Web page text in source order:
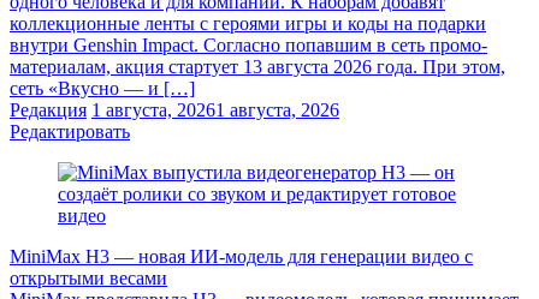
коллекционные ленты с героями игры и коды на подарки
внутри Genshin Impact. Согласно попавшим в сеть промо-
материалам, акция стартует 13 августа 2026 года. При этом,
сеть «Вкусно — и […]
Редакция 1 августа, 20261 августа, 2026
Редактировать
MiniMax H3 — новая ИИ-модель для генерации видео с
открытыми весами